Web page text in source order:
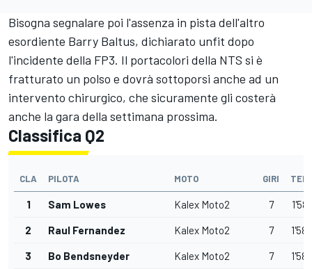
Bisogna segnalare poi l'assenza in pista dell'altro
esordiente Barry Baltus, dichiarato unfit dopo
l'incidente della FP3. Il portacolori della NTS si è
fratturato un polso e dovrà sottoporsi anche ad un
intervento chirurgico, che sicuramente gli costerà
anche la gara della settimana prossima.
Classifica Q2
CLA PILOTA MOTO GIRI
1 Sam Lowes Kalex Moto2 7
2 Raul Fernandez Kalex Moto2 7
3 Bo Bendsneyder Kalex Moto2 7